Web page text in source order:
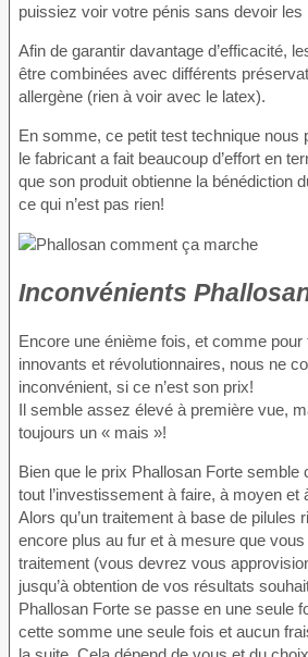
puissiez voir votre pénis sans devoir les
Afin de garantir davantage d’efficacité,
être combinées avec différents
allergène (rien à voir avec le latex).
En somme, ce petit test technique nous
le fabricant a fait beaucoup d’effort en
que son produit obtienne la bénédiction
ce qui n’est pas rien!
Inconvénients
Encore une énième fois, et comme pour
innovants et révolutionnaires, nous ne
inconvénient, si ce n’est son prix!
Il semble assez élevé à première vue,
toujours un « mais »!
Bien que le prix Phallosan Forte semble
tout l’investissement à faire, à moyen et
Alors qu’un traitement à base de pilules
encore plus au fur et à mesure que
traitement (vous devrez vous
jusqu’à obtention de vos résultats
Phallosan Forte se passe en une seule
cette somme une seule fois et aucun